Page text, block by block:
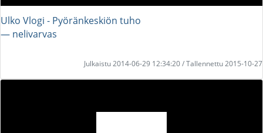
Ulko Vlogi - Pyöränkeskiön tuho
― nelivarvas
Julkaistu 2014-06-29 12:34:20 / Tallennettu 2015-10-27